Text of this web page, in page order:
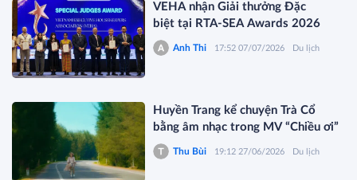
VEHA nhận Giải thưởng Đặc
biệt tại RTA-SEA Awards 2026
Anh Thi 17:52 07/07/2026 Du lịch
Huyền Trang kể chuyện Trà Cổ
bằng âm nhạc trong MV “Chiều ơi”
Thu Bùi 19:12 27/06/2026 Du lịch